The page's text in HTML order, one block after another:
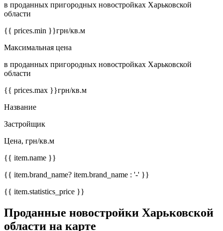
в проданных пригородных новостройках Харьковской
области
{{ prices.min }}грн/кв.м
Максимальная цена
в проданных пригородных новостройках Харьковской
области
{{ prices.max }}грн/кв.м
Название
Застройщик
Цена, грн/кв.м
{{ item.name }}
{{ item.brand_name? item.brand_name : '-' }}
{{ item.statistics_price }}
Проданные новостройки Харьковской
области на карте